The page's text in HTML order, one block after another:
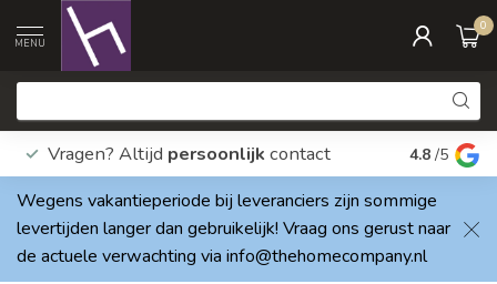
MENU
0
Vragen? Altijd persoonlijk contact Elke dag
4.8 /5
Wegens vakantieperiode bij leveranciers zijn sommige
levertijden langer dan gebruikelijk! Vraag ons gerust naar
de actuele verwachting via info@thehomecompany.nl